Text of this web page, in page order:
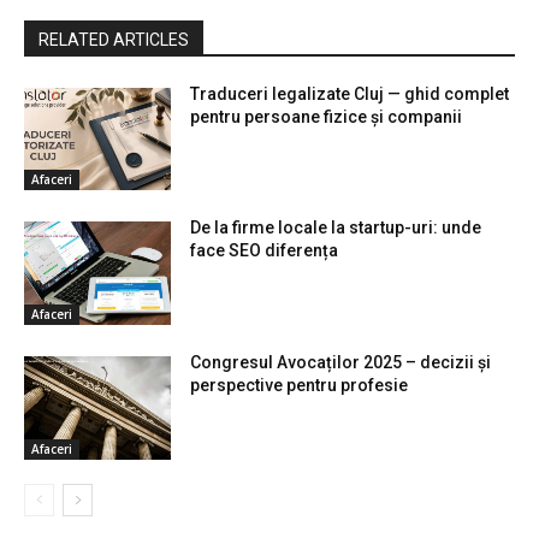
RELATED ARTICLES
Afaceri
Traduceri legalizate Cluj — ghid complet
pentru persoane fizice și companii
Afaceri
De la firme locale la startup-uri: unde
face SEO diferența
Afaceri
Congresul Avocaților 2025 – decizii și
perspective pentru profesie